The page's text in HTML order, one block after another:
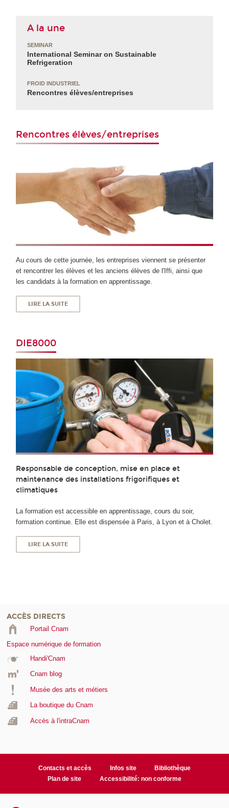
A la une
SEMINAR
International Seminar on Sustainable
Refrigeration
FROID INDUSTRIEL
Rencontres élèves/entreprises
Rencontres élèves/entreprises
Au cours de cette journée, les entreprises viennent se présenter
et rencontrer les élèves et les anciens élèves de l'Iffi, ainsi que
les candidats à la formation en apprentissage.
LIRE LA SUITE
DIE8000
Responsable de conception, mise en place et
maintenance des installations frigorifiques et
climatiques
La formation est accessible en apprentissage, cours du soir,
formation continue. Elle est dispensée à Paris, à Lyon et à Cholet.
LIRE LA SUITE
ACCÈS DIRECTS
Portail Cnam
Espace numérique de formation
Handi'Cnam
Cnam blog
Musée des arts et métiers
La boutique du Cnam
Accès à l'intraCnam
Contacts et accès Infos site
Bibliothèque
Plan de site
Accessibilité: non conforme